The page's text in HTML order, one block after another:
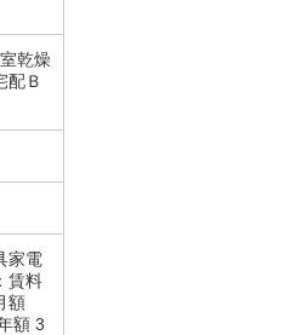
乾燥
配Ｂ
家電
賃料
額
額 3